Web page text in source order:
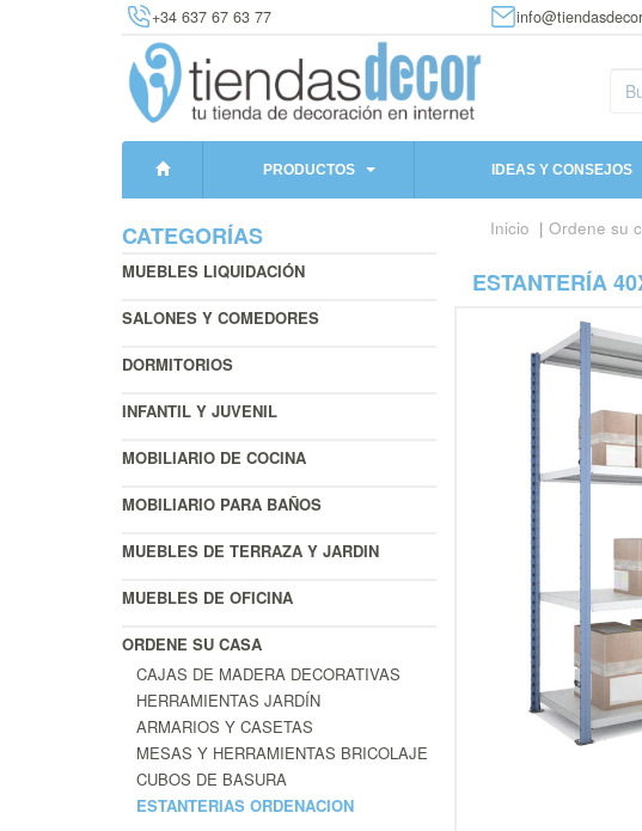
+34 637 67 63 77
PRODUCTOS IDEAS Y CONSEJOS
CATEGORÍAS
MUEBLES LIQUIDACIÓN
SALONES Y COMEDORES
DORMITORIOS
INFANTIL Y JUVENIL
MOBILIARIO DE COCINA
MOBILIARIO PARA BAÑOS
MUEBLES DE TERRAZA Y JARDIN
MUEBLES DE OFICINA
ORDENE SU CASA
CAJAS DE MADERA DECORATIVAS
HERRAMIENTAS JARDÍN
ARMARIOS Y CASETAS
MESAS Y HERRAMIENTAS BRICOLAJE
CUBOS DE BASURA
ESTANTERIAS ORDENACION
Inicio | Ordene su
ESTANTERÍA